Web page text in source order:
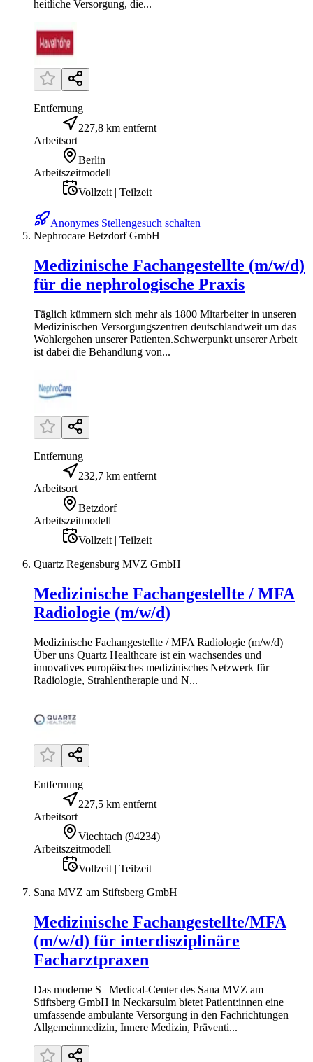
heitliche Versorgung, die...
Entfernung
227,8 km entfernt
Arbeitsort
Berlin
Arbeitszeitmodell
Vollzeit | Teilzeit
Anonymes Stellengesuch schalten
Nephrocare Betzdorf GmbH
Medizinische Fachangestellte (m/w/d)
für die nephrologische Praxis
Täglich kümmern sich mehr als 1800 Mitarbeiter in unseren
Medizinischen Versorgungszentren deutschlandweit um das
Wohlergehen unserer Patienten.Schwerpunkt unserer Arbeit
ist dabei die Behandlung von...
Entfernung
232,7 km entfernt
Arbeitsort
Betzdorf
Arbeitszeitmodell
Vollzeit | Teilzeit
Quartz Regensburg MVZ GmbH
Medizinische Fachangestellte / MFA
Radiologie (m/w/d)
Medizinische Fachangestellte / MFA Radiologie (m/w/d)
Über uns Quartz Healthcare ist ein wachsendes und
innovatives europäisches medizinisches Netzwerk für
Radiologie, Strahlentherapie und N...
Entfernung
227,5 km entfernt
Arbeitsort
Viechtach (94234)
Arbeitszeitmodell
Vollzeit | Teilzeit
Sana MVZ am Stiftsberg GmbH
Medizinische Fachangestellte/MFA
(m/w/d) für interdisziplinäre
Facharztpraxen
Das moderne S | Medical-Center des Sana MVZ am
Stiftsberg GmbH in Neckarsulm bietet Patient:innen eine
umfassende ambulante Versorgung in den Fachrichtungen
Allgemeinmedizin, Innere Medizin, Präventi...